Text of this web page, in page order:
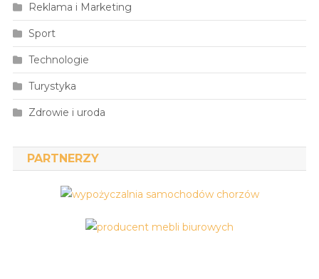
Reklama i Marketing
Sport
Technologie
Turystyka
Zdrowie i uroda
PARTNERZY